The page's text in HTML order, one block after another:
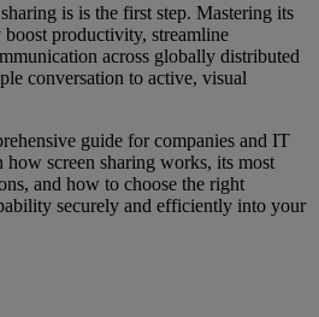
is is the first step. Mastering its
productivity, streamline
across globally distributed
conversation to active, visual
guide for companies and IT
screen sharing works, its most
and how to choose the right
securely and efficiently into your